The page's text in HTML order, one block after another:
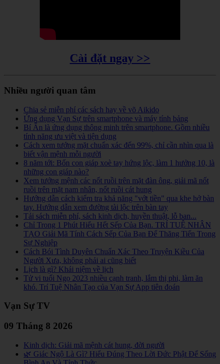
Cài đặt ngay >>
Nhiều người quan tâm
Chia sẻ miễn phí các sách hay về võ Aikido
Ứng dụng Vạn Sự trên smartphone và máy tính bảng
Bí Ẩn là ứng dụng thông minh trên smartphone. Gồm nhiều
tính năng ưu việt và tiện dụng
Cách xem tướng mặt chuẩn xác đến 99%, chỉ cần nhìn qua là
biết vận mệnh mỗi người
8 năm tới: Bốn con giáp xoè tay hứng lộc, làm 1 hưởng 10, là
những con giáp nào?
Xem tướng mệnh các nốt ruồi trên mặt đàn ông, giải mã nốt
ruồi trên mặt nam nhân, nốt ruồi cát hung
Hướng dẫn cách kiểm tra khả năng "vớt tiền" qua khe hở bàn
tay. Hướng dẫn xem đường tài lộc trên bàn tay
Tải sách miễn phí, sách kinh dịch, huyền thuật, lỗ ban...
Chỉ Trong 1 Phút Hiểu Hết Sếp Của Bạn. TRÍ TUỆ NHÂN
TẠO Giải Mã Tính Cách Sếp Của Bạn Để Thăng Tiến Trong
Sự Nghiệp
Cách Bói Tình Duyên Chuẩn Xác Theo Truyện Kiều Của
Người Xưa, không phải ai cũng biết
Lịch là gì? Khái niệm về lịch
Tử vi tuổi Ngọ 2023 nhiều cạnh tranh, lắm thị phi, làm ăn
khó. Trí Tuệ Nhân Tạo của Vạn Sự App tiên đoán
Vạn Sự TV
09 Tháng 8 2026
Kinh dịch: Giải mã mệnh cát hung, đời người
🌿 Giác Ngộ Là Gì? Hiểu Đúng Theo Lời Đức Phật Để Sống